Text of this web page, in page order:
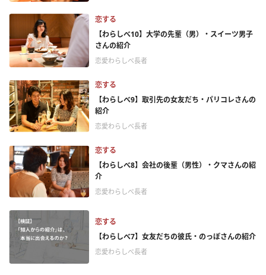
恋する
【わらしべ10】大学の先輩（男）・スイーツ男子
さんの紹介
恋愛わらしべ長者
恋する
【わらしべ9】取引先の女友だち・パリコレさんの
紹介
恋愛わらしべ長者
恋する
【わらしべ8】会社の後輩（男性）・クマさんの紹
介
恋愛わらしべ長者
恋する
【わらしべ7】女友だちの彼氏・のっぽさんの紹介
恋愛わらしべ長者